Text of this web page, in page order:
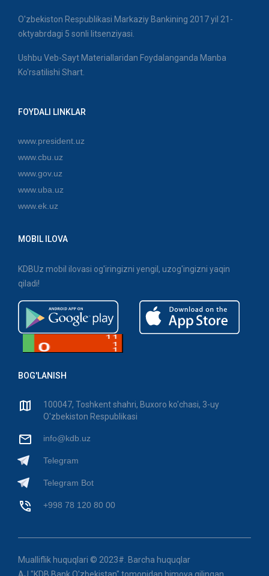
O'zbekiston Respublikasi Markaziy Bankining 2017 yil 21-
oktyabrdagi 5 sonli litsenziyasi.
Ushbu Veb-Sayt Materiallaridan Foydalanganda Manba
Ko'rsatilishi Shart.
FOYDALI LINKLAR
www.president.uz
www.cbu.uz
www.gov.uz
www.uba.uz
www.ek.uz
MOBIL ILOVA
KDBUz mobil ilovasi og'iringizni yengil, uzog'ingizni yaqin
qiladi!
BOG'LANISH
100047, Toshkent shahri, Buxoro ko'chasi, 3-uy
O'zbekiston Respublikasi
info@kdb.uz
Telegram
Telegram Bot
+998 78 120 80 00
Mualliflik huquqlari © 2023#. Barcha huquqlar
AJ "KDB Bank O'zbekistan" tomonidan himoya qilingan.